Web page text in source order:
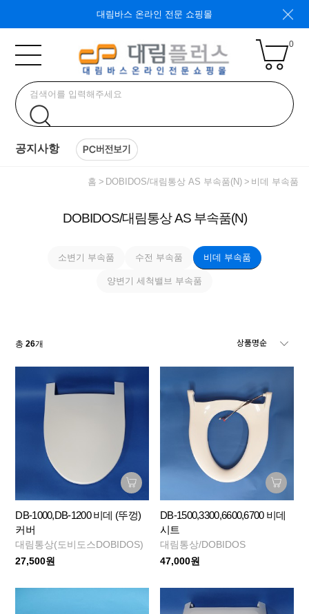
대림바스 온라인 전문 쇼핑몰
0
공지사항
홈 DOBIDOS/대림통상 AS 부속품(N) 비데 부속품
DOBIDOS/대림통상 AS 부속품(N)
소변기 부속품 수전 부속품 비데 부속품
양변기 세척밸브 부속품
총26개
DB-1000,DB-1200 비데 (뚜껑)
커버
대림통상(도비도스DOBIDOS)
27,500원
DB-1500,3300,6600,6700 비데
시트
대림통상/DOBIDOS
47,000원